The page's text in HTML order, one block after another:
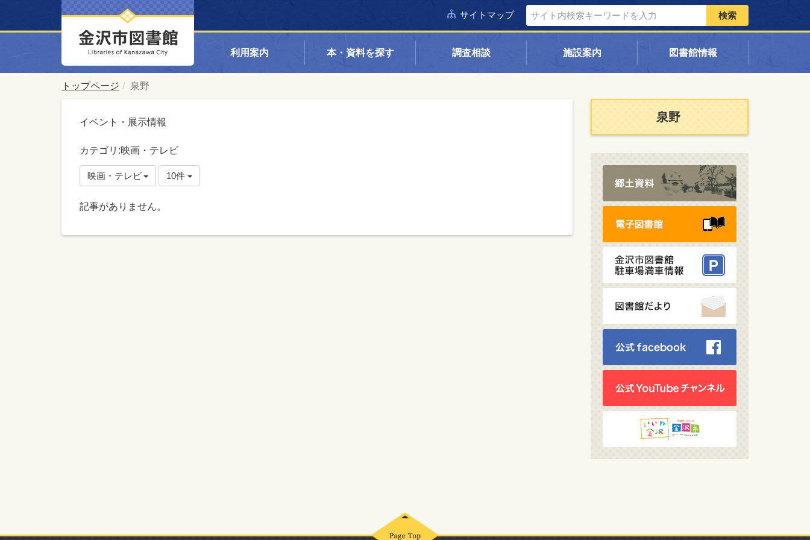
サイトマップ 検索
利用案内 本・資料を探す 調査相談 施設案内 図書館情報
トップページ 泉野
イベント・展示情報
カテゴリ:映画・テレビ
映画・テレビ 10件
記事がありません。
泉野